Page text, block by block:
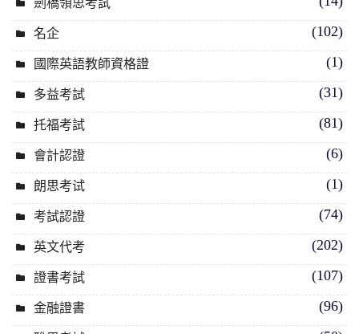
名企 (102)
國際英語教師資格證 (1)
多益考試 (31)
托福考試 (81)
會計認證 (6)
朗思考试 (1)
考試認證 (74)
英文代考 (202)
證書考試 (107)
金融證書 (96)